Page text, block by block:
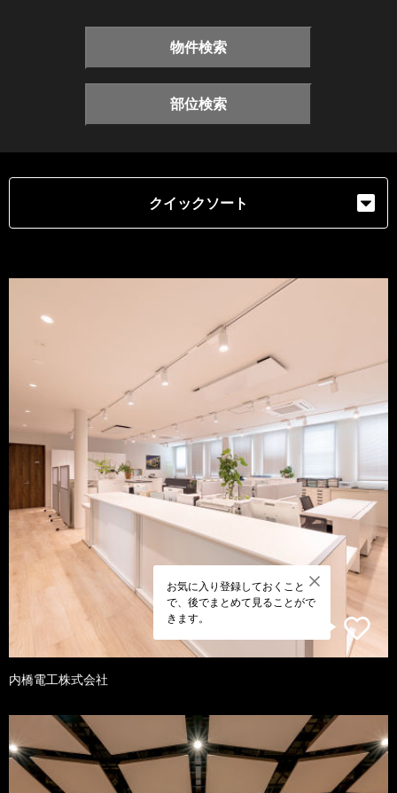
物件検索
部位検索
クイックソート
お気に入り登録しておくこと
で、後でまとめて見ることがで
きます。
内橋電工株式会社